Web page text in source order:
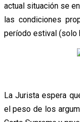
actual situación se
las condiciones
período estival (solo
La Jurista espera
el peso de los